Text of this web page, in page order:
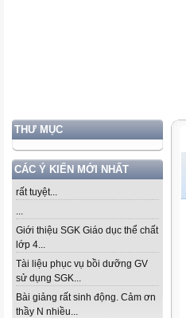
THƯ MỤC
CÁC Ý KIẾN MỚI NHẤT
rất tuyệt...
...
Giới thiệu SGK Giáo dục thể chất
lớp 4...
Tài liệu phục vụ bồi dưỡng GV
sử dụng SGK...
Bài giảng rất sinh động. Cảm ơn
thầy N nhiều...